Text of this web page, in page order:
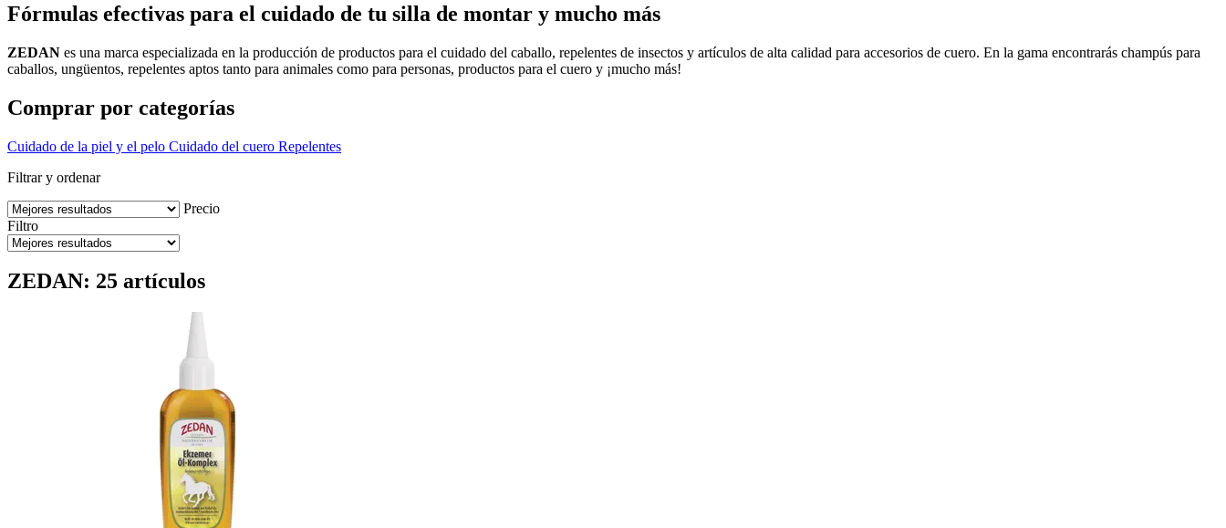
Fórmulas efectivas para el cuidado de tu silla de montar y mucho más
ZEDAN es una marca especializada en la producción de productos para el cuidado del caballo, repelentes de insectos y artículos de alta calidad para accesorios de cuero. En la gama encontrarás champús para
caballos, ungüentos, repelentes aptos tanto para animales como para personas, productos para el cuero y ¡mucho más!
Comprar por categorías
Cuidado de la piel y el pelo Cuidado del cuero Repelentes
Filtrar y ordenar
Precio
Filtro
ZEDAN: 25 artículos